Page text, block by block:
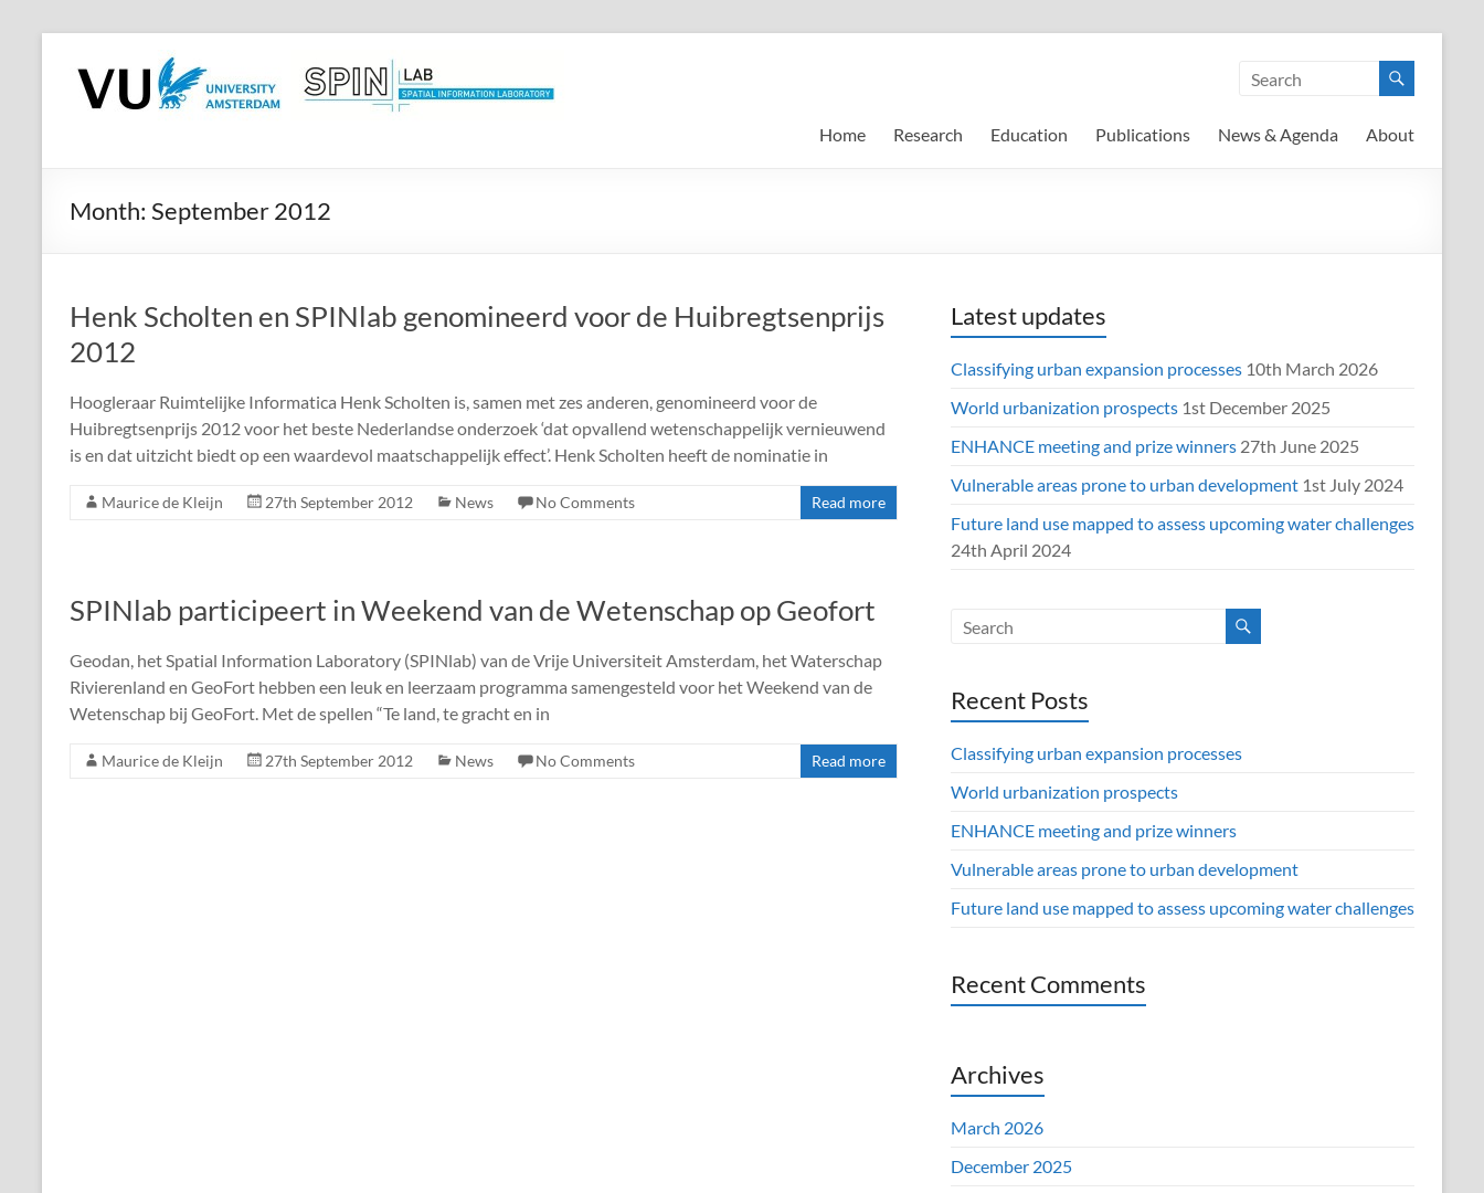
contentSPINlab
Vrije
Amsterdam
Home Research Education Publications News & Agenda About
Month: September 2012
Henk Scholten en SPINlab genomineerd voor de Huibregtsenprijs
2012
Hoogleraar Ruimtelijke Informatica Henk Scholten is, samen met zes anderen, genomineerd voor de
Huibregtsenprijs 2012 voor het beste Nederlandse onderzoek ‘dat opvallend wetenschappelijk vernieuwend
is en dat uitzicht biedt op een waardevol maatschappelijk effect’. Henk Scholten heeft de nominatie in
Maurice de Kleijn 27th September 2012 News No Comments Read more
SPINlab participeert in Weekend van de Wetenschap op Geofort
Geodan, het Spatial Information Laboratory (SPINlab) van de Vrije Universiteit Amsterdam, het Waterschap
Rivierenland en GeoFort hebben een leuk en leerzaam programma samengesteld voor het Weekend van de
Wetenschap bij GeoFort. Met de spellen “Te land, te gracht en in
Maurice de Kleijn 27th September 2012 News No Comments Read more
Latest updates
Classifying urban expansion processes 10th March 2026
World urbanization prospects 1st December 2025
ENHANCE meeting and prize winners 27th June 2025
Vulnerable areas prone to urban development 1st July 2024
Future land use mapped to assess upcoming water challenges
24th April 2024
Recent Posts
Classifying urban expansion processes
World urbanization prospects
ENHANCE meeting and prize winners
Vulnerable areas prone to urban development
Future land use mapped to assess upcoming water challenges
Recent Comments
Archives
March 2026
December 2025